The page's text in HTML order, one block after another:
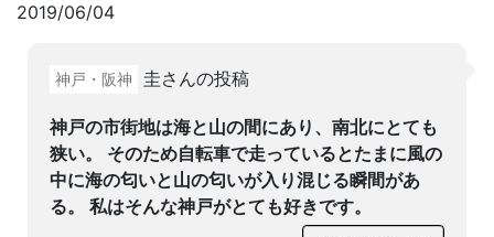
2019/06/04
神戸・阪神 圭さんの投稿
神戸の市街地は海と山の間にあり、南北にとても
狭い。 そのため自転車で走っているとたまに風の
中に海の匂いと山の匂いが入り混じる瞬間があ
る。 私はそんな神戸がとても好きです。